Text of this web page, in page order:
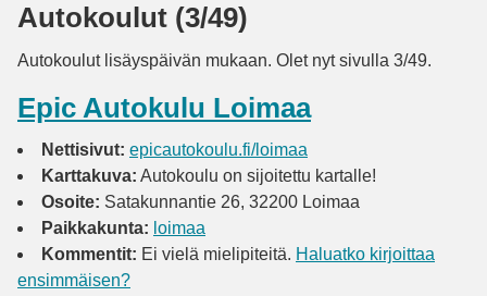
Autokoulut (3/49)
Autokoulut lisäyspäivän mukaan. Olet nyt sivulla 3/49.
Epic Autokulu Loimaa
Nettisivut: epicautokoulu.fi/loimaa
Karttakuva: Autokoulu on sijoitettu kartalle!
Osoite: Satakunnantie 26, 32200 Loimaa
Paikkakunta: loimaa
Kommentit: Ei vielä mielipiteitä. Haluatko kirjoittaa
ensimmäisen?